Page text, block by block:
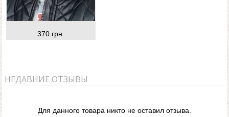
370 грн.
НЕДАВНИЕ ОТЗЫВЫ
Для данного товара никто не оставил отзыва.